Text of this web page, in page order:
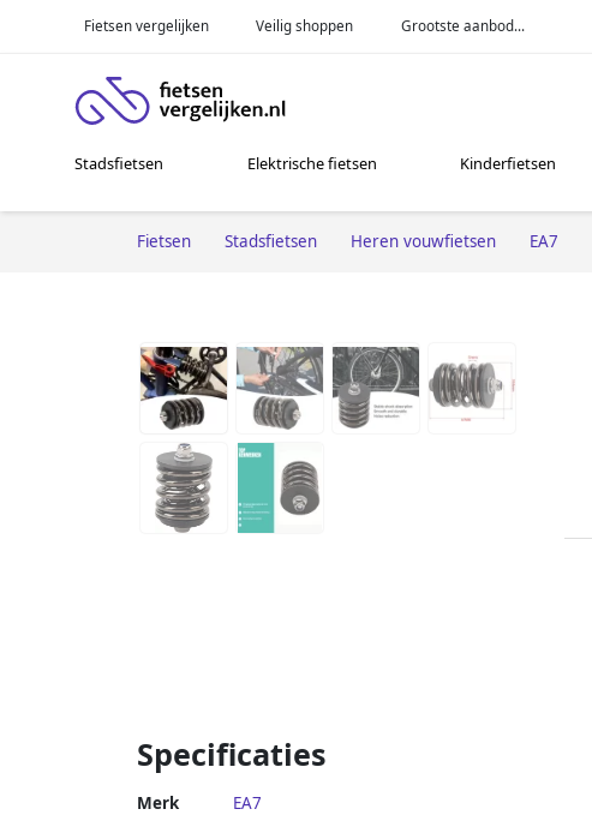
Fietsen vergelijken Veilig shoppen Grootste aanbod...
Stadsfietsen Elektrische fietsen Kinderfietsen
Fietsen Stadsfietsen Heren vouwfietsen EA7
Specificaties
Merk EA7